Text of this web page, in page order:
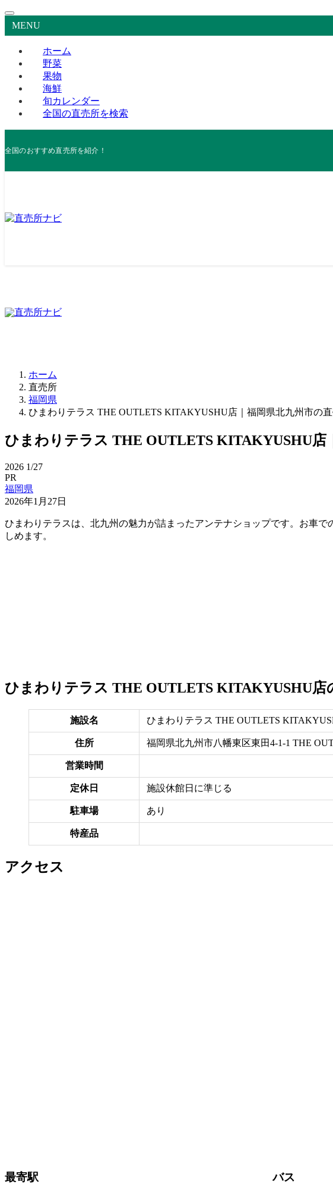
MENU
ホーム
野菜
果物
海鮮
旬カレンダー
全国の直売所を検索
全国のおすすめ直売所を紹介！
ホーム
直売所
福岡県
ひまわりテラス THE OUTLETS KITAKYUSHU店｜福岡県北九州市の
ひまわりテラス THE OUTLETS KITAKYUSHU店
2026 1/27
PR
福岡県
2026年1月27日
ひまわりテラスは、北九州の魅力が詰まったアンテナショップです。お車
しめます。
ひまわりテラス THE OUTLETS KITAKYUSHU店
施設名 ひまわりテラス THE OUTLETS
住所 福岡県北九州市八幡東区東田4-1-1 THE
営業時間
定休日 施設休館日に準じる
駐車場 あり
特産品
アクセス
最寄駅 バス